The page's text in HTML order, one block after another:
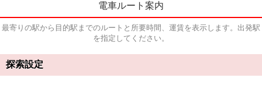
電車ルート案内
最寄りの駅から目的駅までのルートと所要時間、運賃を表示します。出発駅
を指定してください。
探索設定